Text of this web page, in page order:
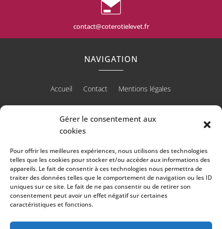
Gérer le consentement aux
cookies
Pour offrir les meilleures expériences, nous utilisons des technologies
telles que les cookies pour stocker et/ou accéder aux informations des
appareils. Le fait de consentir à ces technologies nous permettra de
traiter des données telles que le comportement de navigation ou les ID
uniques sur ce site. Le fait de ne pas consentir ou de retirer son
consentement peut avoir un effet négatif sur certaines
caractéristiques et fonctions.
contact@coterotielevet.fr
NAVIGATION
Accueil Contact Mentions légales
RÉALISATION